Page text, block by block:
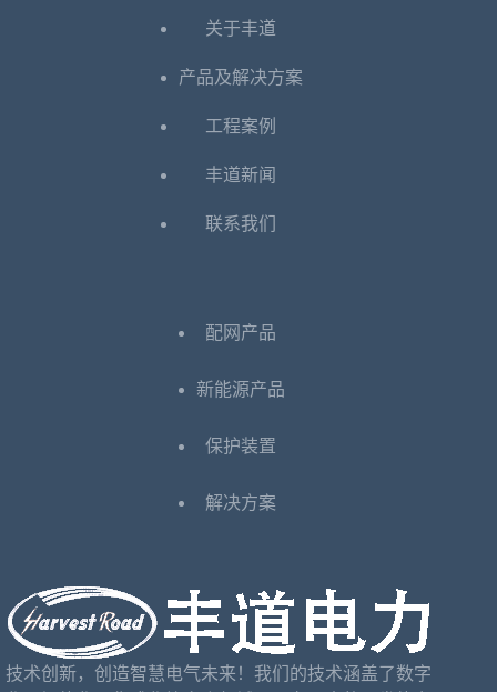
关于丰道
产品及解决方案
工程案例
丰道新闻
联系我们
配网产品
新能源产品
保护装置
解决方案
技术创新，创造智慧电气未来！我们的技术涵盖了数字